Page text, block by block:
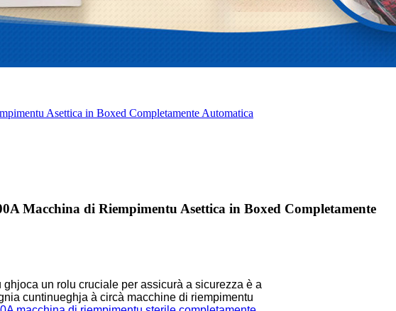
Asettica in Boxed Completamente Automatica
Macchina di Riempimentu Asettica in Boxed Completamente
un rolu cruciale per assicurà a sicurezza è a
cuntinueghja à circà macchine di riempimentu